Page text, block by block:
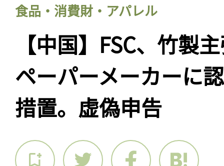
食品・消費財・アパレル
【中国】FSC、竹製
ペーパーメーカーに
措置。虚偽申告